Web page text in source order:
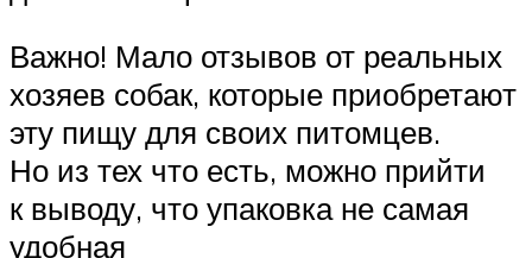
Важно! Мало отзывов от реальных
хозяев собак, которые приобретают
эту пищу для своих питомцев.
Но из тех что есть, можно прийти
к выводу, что упаковка не самая
удобная